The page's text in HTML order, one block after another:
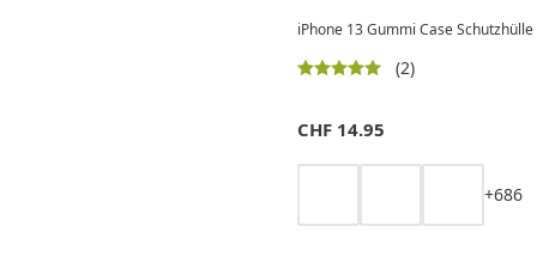
iPhone 13 Gummi Case
(2)
CHF 14.95
+686